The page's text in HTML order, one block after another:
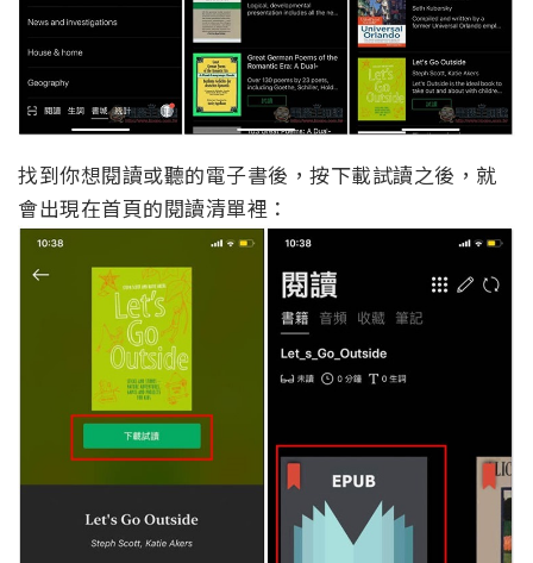
找到你想閱讀或聽的電子書後，按下載試讀之後，就
會出現在首頁的閱讀清單裡：